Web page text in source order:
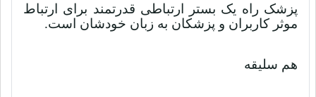
پزشک راه یک بستر ارتباطی قدرتمند برای ارتباط
موثر کاربران و پزشکان به زبان خودشان است.
هم سلیقه